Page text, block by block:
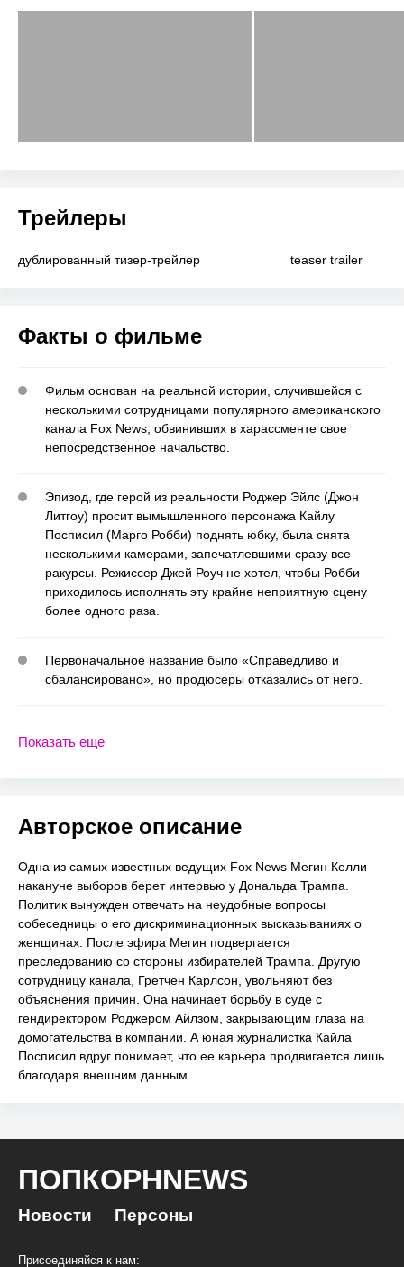
Трейлеры
дублированный тизер-трейлер teaser trailer
Факты о фильме
Фильм основан на реальной истории, случившейся с
несколькими сотрудницами популярного американского
канала Fox News, обвинивших в харассменте свое
непосредственное начальство.
Эпизод, где герой из реальности Роджер Эйлс (Джон
Литгоу) просит вымышленного персонажа Кайлу
Посписил (Марго Робби) поднять юбку, была снята
несколькими камерами, запечатлевшими сразу все
ракурсы. Режиссер Джей Роуч не хотел, чтобы Робби
приходилось исполнять эту крайне неприятную сцену
более одного раза.
Первоначальное название было «Справедливо и
сбалансировано», но продюсеры отказались от него.
Показать еще
Авторское описание
Одна из самых известных ведущих Fox News Мегин Келли
накануне выборов берет интервью у Дональда Трампа.
Политик вынужден отвечать на неудобные вопросы
собеседницы о его дискриминационных высказываниях о
женщинах. После эфира Мегин подвергается
преследованию со стороны избирателей Трампа. Другую
сотрудницу канала, Гретчен Карлсон, увольняют без
объяснения причин. Она начинает борьбу в суде с
гендиректором Роджером Айлзом, закрывающим глаза на
домогательства в компании. А юная журналистка Кайла
Посписил вдруг понимает, что ее карьера продвигается лишь
благодаря внешним данным.
ПОПКОРНNEWS
Новости Персоны
Присоединяйся к нам: